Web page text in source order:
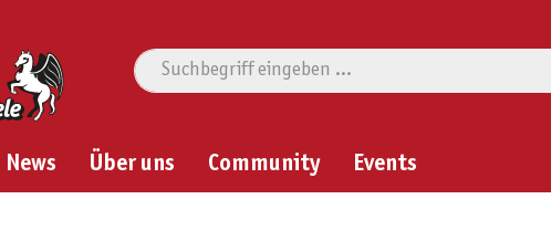
News Über uns Community Events